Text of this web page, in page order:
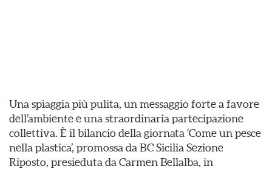
Una spiaggia più pulita, un messaggio forte a favore
dell’ambiente e una straordinaria partecipazione
collettiva. È il bilancio della giornata ‘Come un pesce
nella plastica’, promossa da BC Sicilia Sezione
Riposto, presieduta da Carmen Bellalba, in